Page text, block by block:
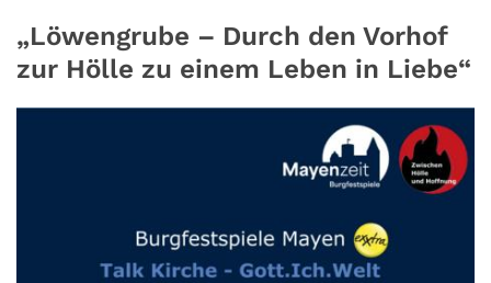
„Löwengrube – Durch den Vorhof
zur Hölle zu einem Leben in Liebe“